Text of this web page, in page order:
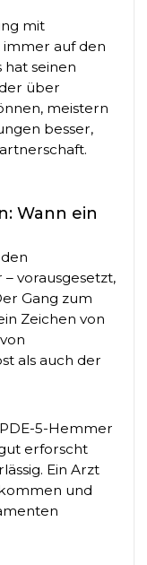
mit
immer auf den
seinen
über
meistern
besser,
Wann ein
vorausgesetzt,
Gang zum
Zeichen von
als auch der
PDE-5-Hemmer
erforscht
Ein Arzt
und